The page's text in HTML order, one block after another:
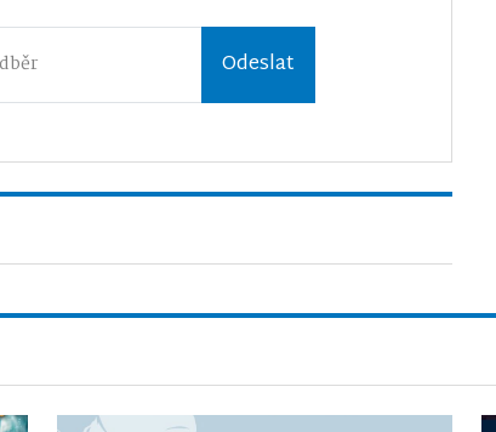
Odeslat